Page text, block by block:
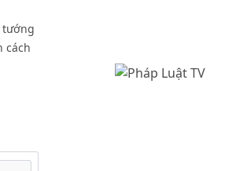
tướng
cách